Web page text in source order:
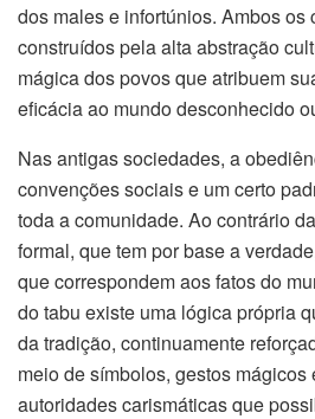
dos males e infortúnios. Ambos os
construídos pela alta abstração
mágica dos povos que atribuem
eficácia ao mundo desconhecido
Nas antigas sociedades, a
convenções sociais e um certo
toda a comunidade. Ao contrário
formal, que tem por base a
que correspondem aos fatos do
do tabu existe uma lógica própria
da tradição, continuamente
meio de símbolos, gestos mágicos
autoridades carismáticas que